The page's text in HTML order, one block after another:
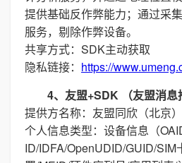
提供基础反作弊能力；通过采
服务，剔除作弊设备。
共享方式：SDK主动获取
隐私链接： https://
4、友盟+SDK （友盟消息
提供方名称：友盟同欣（北京
个人信息类型：设备信息（
ID/IDFA/OpenUDID/GUID/SIM